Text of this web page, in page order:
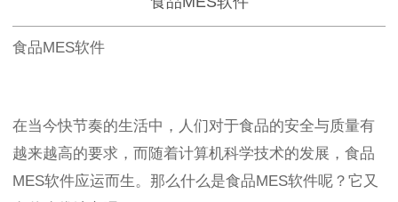
食品MES软件
在当今快节奏的生活中，人们对于食品的安全与质量有
越来越高的要求，而随着计算机科学技术的发展，食品
MES软件应运而生。那么什么是食品MES软件呢？它又